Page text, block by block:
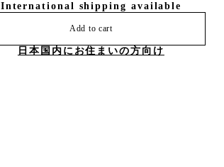
International shipping available
Add to cart
日本国内にお住まいの方向け